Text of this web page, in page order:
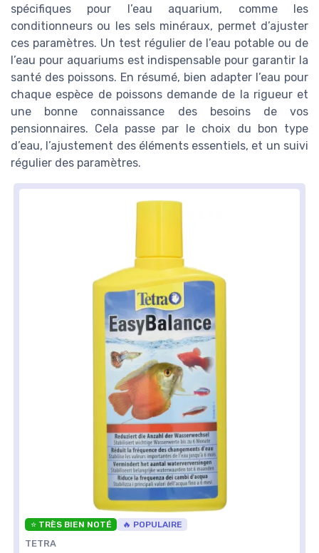
spécifiques pour l’eau aquarium, comme les
conditionneurs ou les sels minéraux, permet d’ajuster
ces paramètres. Un test régulier de l’eau potable ou de
l’eau pour aquariums est indispensable pour garantir la
santé des poissons. En résumé, bien adapter l’eau pour
chaque espèce de poissons demande de la rigueur et
une bonne connaissance des besoins de vos
pensionnaires. Cela passe par le choix du bon type
d’eau, l’ajustement des éléments essentiels, et un suivi
régulier des paramètres.
⭐ TRÈS BIEN NOTÉ 🔥 POPULAIRE
TETRA